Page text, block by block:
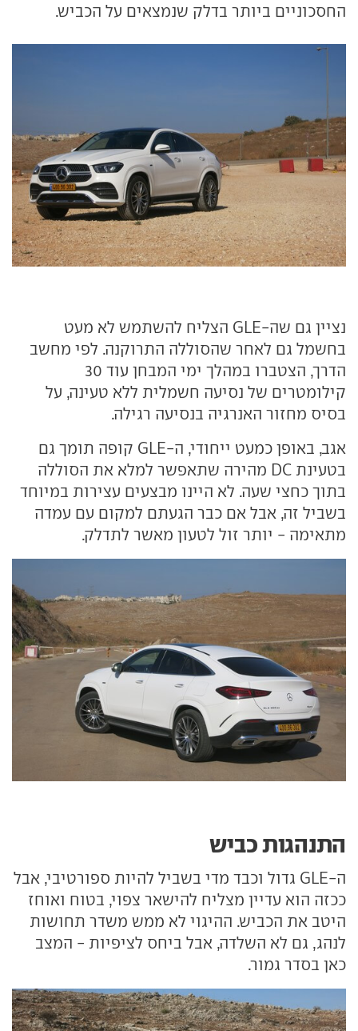
החסכוניים ביותר בדלק שנמצאים על הכביש.
נציין גם שה-GLE הצליח להשתמש לא מעט
בחשמל גם לאחר שהסוללה התרוקנה. לפי מחשב
הדרך, הצטברו במהלך ימי המבחן עוד 30
קילומטרים של נסיעה חשמלית ללא טעינה, על
בסיס מחזור האנרגיה בנסיעה רגילה.
אגב, באופן כמעט ייחודי, ה-GLE קופה תומך גם
בטעינת DC מהירה שתאפשר למלא את הסוללה
בתוך כחצי שעה. לא היינו מבצעים עצירות במיוחד
בשביל זה, אבל אם כבר הגעתם למקום עם עמדה
מתאימה - יותר זול לטעון מאשר לתדלק.
התנהגות כביש
ה-GLE גדול וכבד מדי בשביל להיות ספורטיבי, אבל
ככזה הוא עדיין מצליח להישאר צפוי, בטוח ואוחז
היטב את הכביש. ההיגוי לא ממש משדר תחושות
לנהג, גם לא השלדה, אבל ביחס לציפיות - המצב
כאן בסדר גמור.